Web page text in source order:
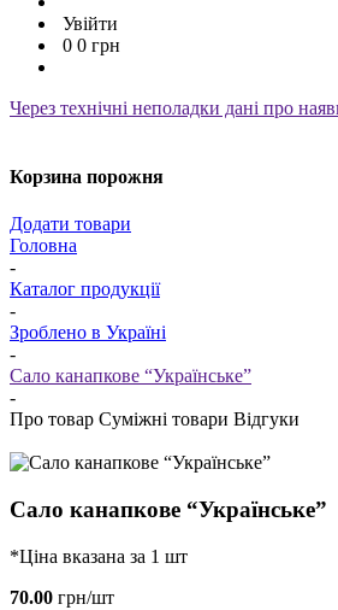
Увійти
0 0 грн
Через технічні неполадки дані про
Корзина порожня
Додати товари
Головна
-
Каталог продукції
-
Зроблено в Україні
-
Сало канапкове “Українське”
-
Про товар Суміжні товари Відгуки
Сало канапкове “Українське”
*Ціна вказана за 1 шт
70.00 грн/шт